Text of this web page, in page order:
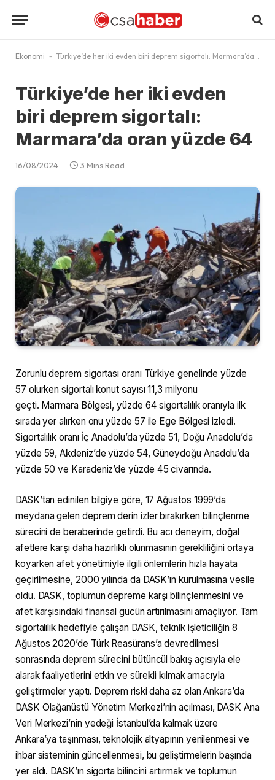
Ekonomi - Türkiye’de her iki evden biri deprem sigortalı: Marmara’da oran yüzde 64
Türkiye’de her iki evden
biri deprem sigortalı:
Marmara’da oran yüzde 64
16/08/2024 3 Mins Read
Zorunlu deprem sigortası oranı Türkiye genelinde yüzde
57 olurken sigortalı konut sayısı 11,3 milyonu
geçti. Marmara Bölgesi, yüzde 64 sigortalılık oranıyla ilk
sırada yer alırken onu yüzde 57 ile Ege Bölgesi izledi.
Sigortalılık oranı İç Anadolu’da yüzde 51, Doğu Anadolu’da
yüzde 59, Akdeniz’de yüzde 54, Güneydoğu Anadolu’da
yüzde 50 ve Karadeniz’de yüzde 45 civarında.
DASK’tan edinilen bilgiye göre, 17 Ağustos 1999’da
meydana gelen deprem derin izler bırakırken bilinçlenme
sürecini de beraberinde getirdi. Bu acı deneyim, doğal
afetlere karşı daha hazırlıklı olunmasının gerekliliğini ortaya
koyarken afet yönetimiyle ilgili önlemlerin hızla hayata
geçirilmesine, 2000 yılında da DASK’ın kurulmasına vesile
oldu. DASK, toplumun depreme karşı bilinçlenmesini ve
afet karşısındaki finansal gücün artırılmasını amaçlıyor. Tam
sigortalılık hedefiyle çalışan DASK, teknik işleticiliğin 8
Ağustos 2020’de Türk Reasürans’a devredilmesi
sonrasında deprem sürecini bütüncül bakış açısıyla ele
alarak faaliyetlerini etkin ve sürekli kılmak amacıyla
geliştirmeler yaptı. Deprem riski daha az olan Ankara’da
DASK Olağanüstü Yönetim Merkezi’nin açılması, DASK Ana
Veri Merkezi’nin yedeği İstanbul’da kalmak üzere
Ankara’ya taşınması, teknolojik altyapının yenilenmesi ve
ihbar sisteminin güncellenmesi, bu geliştirmelerin başında
yer aldı. DASK’ın sigorta bilincini artırmak ve toplumun